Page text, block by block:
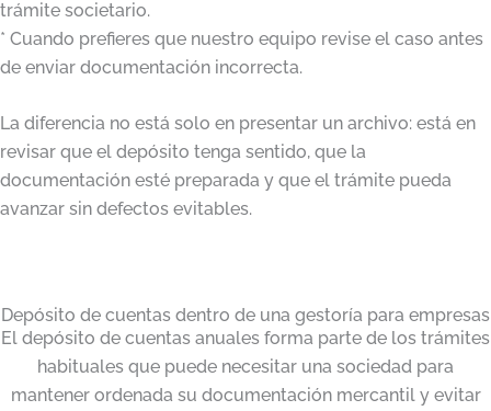
trámite societario.
* Cuando prefieres que nuestro equipo revise el caso antes
de enviar documentación incorrecta.
La diferencia no está solo en presentar un archivo: está en
revisar que el depósito tenga sentido, que la
documentación esté preparada y que el trámite pueda
avanzar sin defectos evitables.
Depósito de cuentas dentro de una gestoría para empresas
El depósito de cuentas anuales forma parte de los trámites
habituales que puede necesitar una sociedad para
mantener ordenada su documentación mercantil y evitar